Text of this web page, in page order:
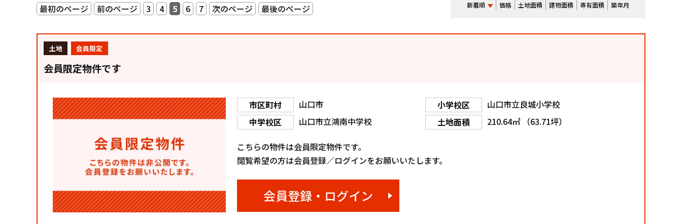
最初のページ
前のページ 3 4 5 6 7 次のページ 最後のページ 新着順 価格 土地面積 建物面積 専有面積 築年月
土地 会員限定
会員限定物件です
市区町村 山口市 小学校区
山口市立良城小学校
中学校区
山口市立鴻南中学校 土地面積 210.64㎡ （63.71坪）
こちらの物件は会員限定物件です。
閲覧希望の方は会員登録／ログインをお願いいたします。
会員登録・ログイン